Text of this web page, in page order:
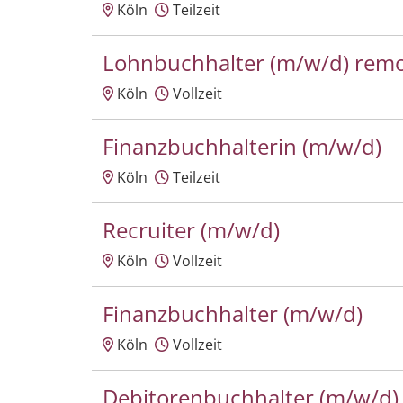
Köln Teilzeit
Lohnbuchhalter (m/w/d)
Köln Vollzeit
Finanzbuchhalterin (m/w/d)
Köln Teilzeit
Recruiter (m/w/d)
Köln Vollzeit
Finanzbuchhalter (m/w/d)
Köln Vollzeit